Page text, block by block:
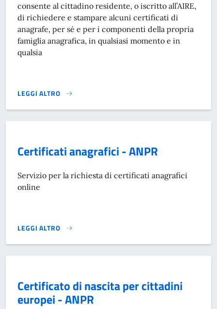
consente al cittadino residente, o iscritto all’AIRE,
di richiedere e stampare alcuni certificati di
anagrafe, per sé e per i componenti della propria
famiglia anagrafica, in qualsiasi momento e in
qualsia
LEGGI ALTRO
CERTIFICATI ANPR}
Certificati anagrafici - ANPR
Servizio per la richiesta di certificati anagrafici
online
LEGGI ALTRO
CERTIFICATI ANAGRAFICI - ANPR}
Certificato di nascita per cittadini
europei - ANPR